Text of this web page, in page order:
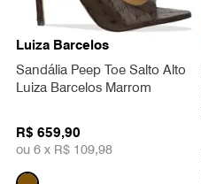
Luiza Barcelos
Sandália Peep Toe Salto Alto
Luiza Barcelos Marrom
R$ 659,90
ou 6 x R$ 109,98